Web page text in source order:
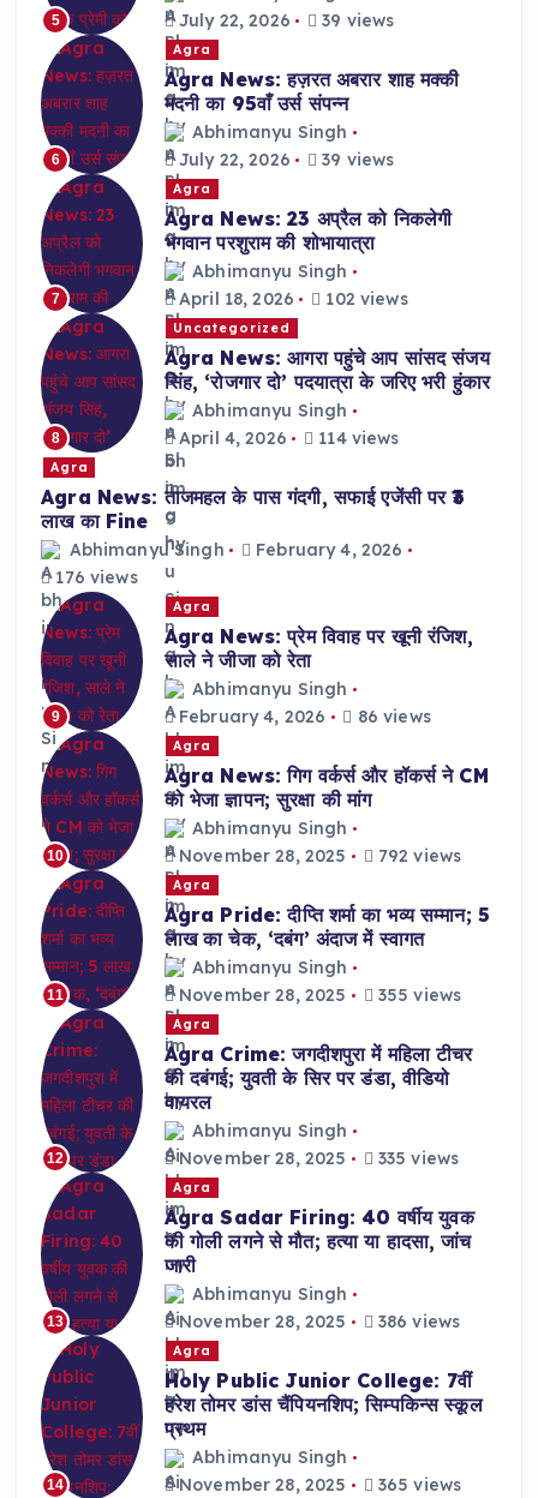
5
July 22, 2026
39 views
6
Agra
Agra News: हज़रत अबरार शाह मक्की
मदनी का 95वाँ उर्स संपन्न
Abhimanyu Singh
July 22, 2026
39 views
7
Agra
Agra News: 23 अप्रैल को निकलेगी
भगवान परशुराम की शोभायात्रा
Abhimanyu Singh
April 18, 2026
102 views
8
Uncategorized
Agra News: आगरा पहुंचे आप सांसद संजय
सिंह, ‘रोजगार दो’ पदयात्रा के जरिए भरी हुंकार
Abhimanyu Singh
April 4, 2026
114 views
Agra
Agra News: ताजमहल के पास गंदगी, सफाई एजेंसी पर ₹3
लाख का Fine
Abhimanyu Singh
February 4, 2026
176 views
9
Agra
Agra News: प्रेम विवाह पर खूनी रंजिश,
साले ने जीजा को रेता
Abhimanyu Singh
February 4, 2026
86 views
10
Agra
Agra News: गिग वर्कर्स और हॉकर्स ने CM
को भेजा ज्ञापन; सुरक्षा की मांग
Abhimanyu Singh
November 28, 2025
792 views
11
Agra
Agra Pride: दीप्ति शर्मा का भव्य सम्मान; 5
लाख का चेक, ‘दबंग’ अंदाज में स्वागत
Abhimanyu Singh
November 28, 2025
355 views
12
Agra
Agra Crime: जगदीशपुरा में महिला टीचर
की दबंगई; युवती के सिर पर डंडा, वीडियो
वायरल
Abhimanyu Singh
November 28, 2025
335 views
13
Agra
Agra Sadar Firing: 40 वर्षीय युवक
की गोली लगने से मौत; हत्या या हादसा, जांच
जारी
Abhimanyu Singh
November 28, 2025
386 views
14
Agra
Holy Public Junior College: 7वीं
हरेश तोमर डांस चैंपियनशिप; सिम्पकिन्स स्कूल
प्रथम
Abhimanyu Singh
November 28, 2025
365 views